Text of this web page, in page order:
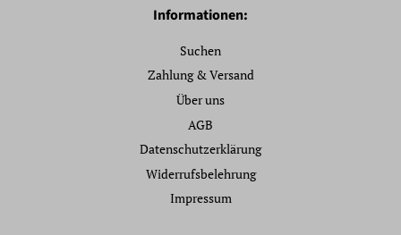
Informationen:
Suchen
Zahlung & Versand
Über uns
AGB
Datenschutzerklärung
Widerrufsbelehrung
Impressum